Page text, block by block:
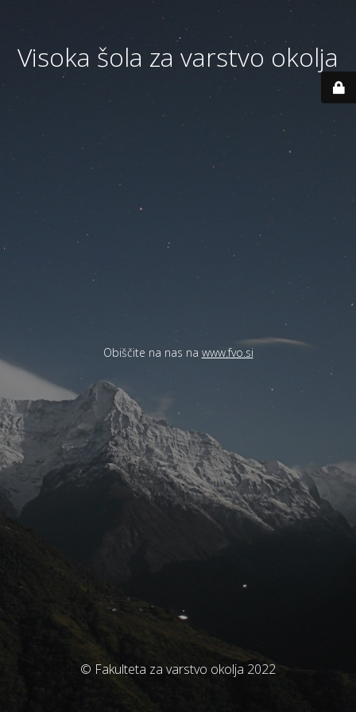
Visoka šola za varstvo okolja
Obiščite na nas na www.fvo.si
© Fakulteta za varstvo okolja 2022